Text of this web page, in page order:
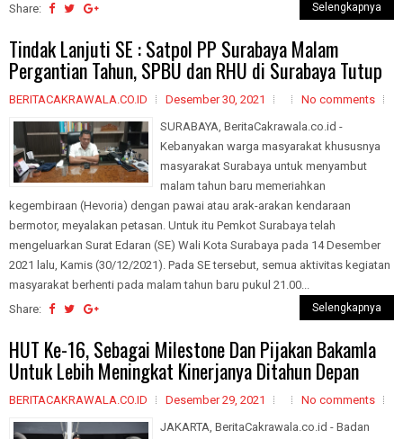
Share:
Selengkapnya
Tindak Lanjuti SE : Satpol PP Surabaya Malam
Pergantian Tahun, SPBU dan RHU di Surabaya Tutup
BERITACAKRAWALA.CO.ID Desember 30, 2021
No comments
SURABAYA, BeritaCakrawala.co.id -
Kebanyakan warga masyarakat khususnya
masyarakat Surabaya untuk menyambut
malam tahun baru memeriahkan
kegembiraan (Hevoria) dengan pawai atau arak-arakan kendaraan
bermotor, meyalakan petasan. Untuk itu Pemkot Surabaya telah
mengeluarkan Surat Edaran (SE) Wali Kota Surabaya pada 14 Desember
2021 lalu, Kamis (30/12/2021). Pada SE tersebut, semua aktivitas kegiatan
masyarakat berhenti pada malam tahun baru pukul 21.00...
Share:
Selengkapnya
HUT Ke-16, Sebagai Milestone Dan Pijakan Bakamla
Untuk Lebih Meningkat Kinerjanya Ditahun Depan
BERITACAKRAWALA.CO.ID Desember 29, 2021
No comments
JAKARTA, BeritaCakrawala.co.id - Badan